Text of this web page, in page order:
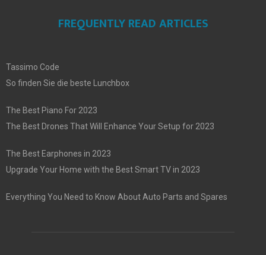
FREQUENTLY READ ARTICLES
Tassimo Code
So finden Sie die beste Lunchbox
The Best Piano For 2023
The Best Drones That Will Enhance Your Setup for 2023
The Best Earphones in 2023
Upgrade Your Home with the Best Smart TV in 2023
Everything You Need to Know About Auto Parts and Spares